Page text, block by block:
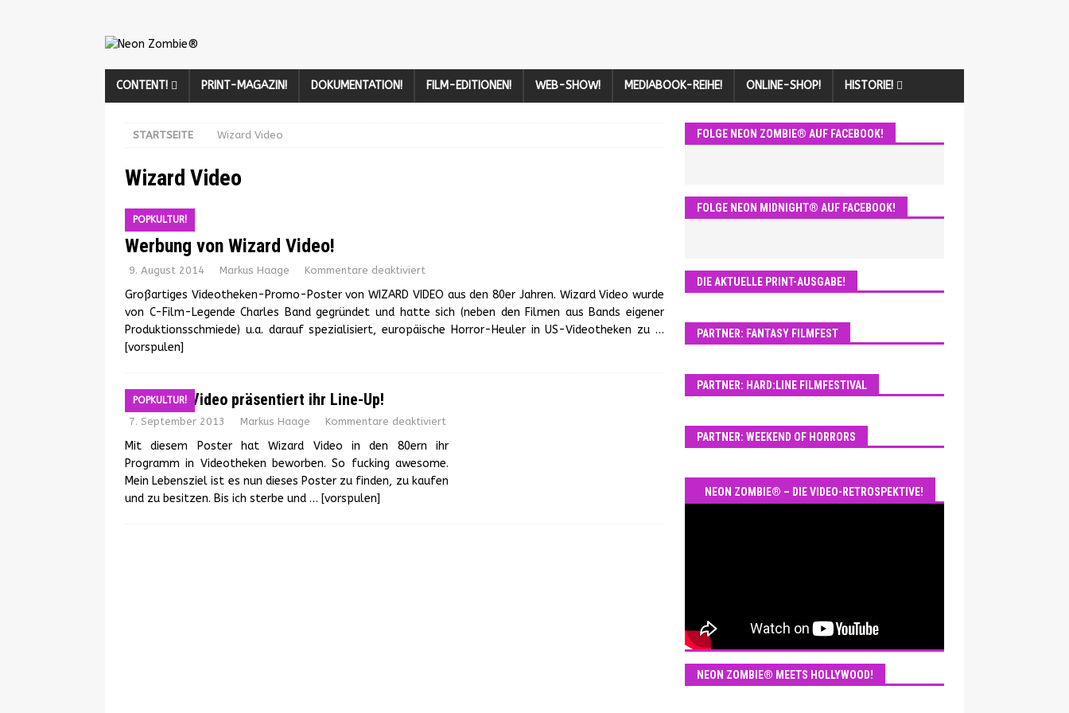
CONTENT! PRINT-MAGAZIN! DOKUMENTATION! FILM-EDITIONEN! WEB-SHOW! MEDIABOOK-REIHE! ONLINE-SHOP! HISTORIE!
STARTSEITE Wizard Video
Wizard Video
POPKULTUR!
Werbung von Wizard Video!
9. August 2014 Markus Haage Kommentare deaktiviert
Großartiges Videotheken-Promo-Poster von WIZARD VIDEO aus den 80er Jahren. Wizard Video wurde
von C-Film-Legende Charles Band gegründet und hatte sich (neben den Filmen aus Bands eigener
Produktionsschmiede) u.a. darauf spezialisiert, europäische Horror-Heuler in US-Videotheken zu…
[vorspulen]
POPKULTUR!
Wizard Video präsentiert ihr Line-Up!
7. September 2013 Markus Haage Kommentare deaktiviert
Mit diesem Poster hat Wizard Video in den 80ern ihr
Programm in Videotheken beworben. So fucking awesome.
Mein Lebensziel ist es nun dieses Poster zu finden, zu kaufen
und zu besitzen. Bis ich sterbe und … [vorspulen]
FOLGE NEON ZOMBIE® AUF FACEBOOK!
FOLGE NEON MIDNIGHT® AUF FACEBOOK!
DIE AKTUELLE PRINT-AUSGABE!
PARTNER: FANTASY FILMFEST
PARTNER: HARD:LINE FILMFESTIVAL
PARTNER: WEEKEND OF HORRORS
NEON ZOMBIE® – DIE VIDEO-RETROSPEKTIVE!
NEON ZOMBIE® MEETS HOLLYWOOD!